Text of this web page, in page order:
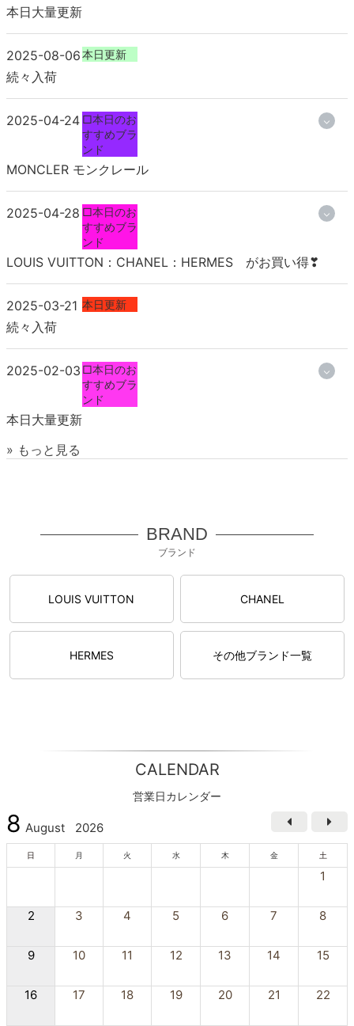
本日大量更新
2025-08-06本日更新
続々入荷
2025-04-24 □本日のお
すすめブラ
ンド
MONCLER モンクレール
2025-04-28 □本日のお
すすめブラ
ンド
LOUIS VUITTON：CHANEL：HERMES がお買い得❣
2025-03-21 本日更新
続々入荷
2025-02-03 □本日のお
すすめブラ
ンド
本日大量更新
» もっと見る
BRAND
ブランド
LOUIS VUITTON CHANEL
HERMES その他ブランド一覧
CALENDAR
営業日カレンダー
8 August 2026
日 月 火 水 木 金 土
1
2 3 4 5 6 7 8
9 10 11 12 13 14 15
16 17 18 19 20 21 22